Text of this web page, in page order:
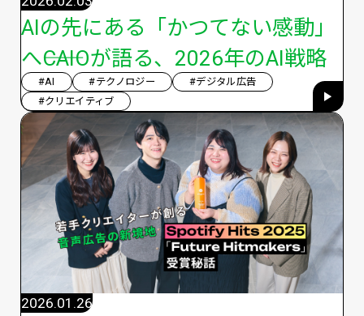
AIの先にある「かつてない感動」
へ――CAIOが語る、2026年のAI戦略
#AI #テクノロジー
#デジタル広告
#クリエイティブ
2026.01.26